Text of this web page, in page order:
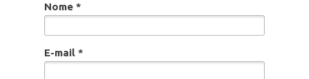
Nome *
E-mail *